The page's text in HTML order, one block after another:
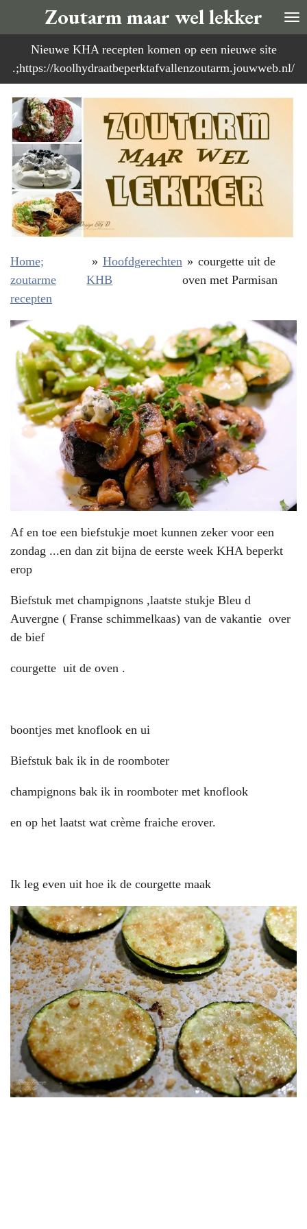
direct
naar
de
Zoutarm maar wel lekker
Nieuwe KHA recepten komen op een nieuwe site
.;https://koolhydraatbeperktafvallenzoutarm.jouwweb.nl/
Home;
zoutarme
recepten
» Hoofdgerechten
KHB
» courgette uit de
oven met Parmisan
Af en toe een biefstukje moet kunnen zeker voor een
zondag ...en dan zit bijna de eerste week KHA beperkt
erop
Biefstuk met champignons ,laatste stukje Bleu d
Auvergne ( Franse schimmelkaas) van de vakantie over
de bief
courgette uit de oven .
boontjes met knoflook en ui
Biefstuk bak ik in de roomboter
champignons bak ik in roomboter met knoflook
en op het laatst wat crème fraiche erover.
Ik leg even uit hoe ik de courgette maak